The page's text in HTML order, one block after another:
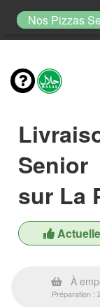
Nos Pizzas
Senior
sur La
À
Préparation :